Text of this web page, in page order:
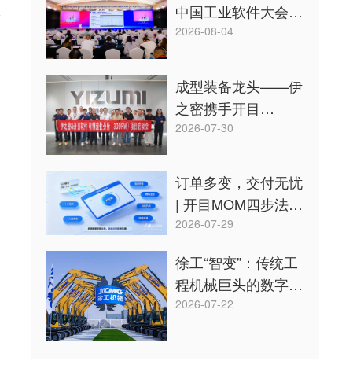
中国工业软件大会，
共探“工业软件+
2026-08-04
成型装备龙头——伊
之密携手开目
3DDFM 从设计源头
2026-07-30
订单多变，交付无忧
| 开目MOM四步法稳
控多品种定制化生产
2026-07-29
徐工“智变”：传统工
程机械巨头的数字化
崛起之路！
2026-07-22